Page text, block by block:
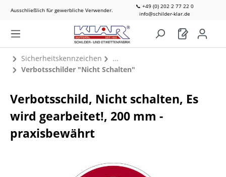
Ausschließlich für gewerbliche Verwender.
📞 +49 (0) 202 2 77 22 0
info@schilder-klar.de
Sicherheitskennzeichen
Verbotsschilder "Nicht Schalten"
Verbotsschild, Nicht schalten, Es
wird gearbeitet!, 200 mm -
praxisbewährt